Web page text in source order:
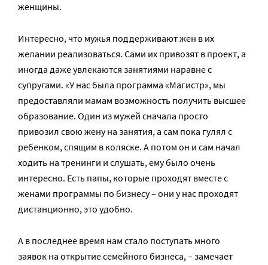
женщины.
Интересно, что мужья поддерживают жен в их
желании реализоваться. Сами их привозят в проект, а
иногда даже увлекаются занятиями наравне с
супругами. «У нас была программа «Магистр», мы
предоставляли мамам возможность получить высшее
образование. Один из мужей сначала просто
привозил свою жену на занятия, а сам пока гулял с
ребенком, спящим в коляске. А потом он и сам начал
ходить на тренинги и слушать, ему было очень
интересно. Есть папы, которые проходят вместе с
женами программы по бизнесу – они у нас проходят
дистанционно, это удобно.
А в последнее время нам стало поступать много
заявок на открытие семейного бизнеса, – замечает